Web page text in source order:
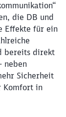
die DB und
Effekte für ein
bereits direkt
neben
Sicherheit
Komfort in